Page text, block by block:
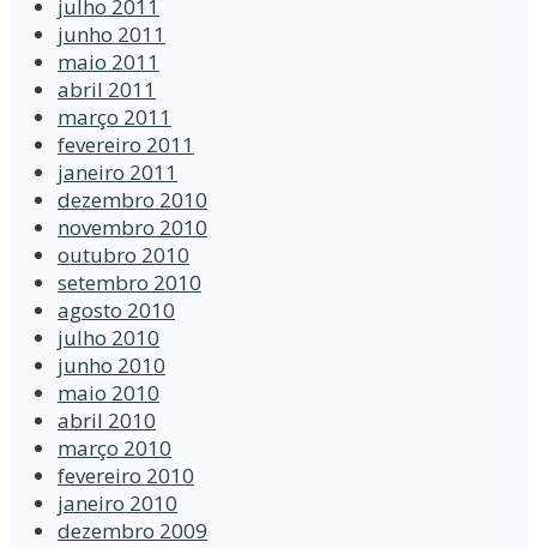
julho 2011
junho 2011
maio 2011
abril 2011
março 2011
fevereiro 2011
janeiro 2011
dezembro 2010
novembro 2010
outubro 2010
setembro 2010
agosto 2010
julho 2010
junho 2010
maio 2010
abril 2010
março 2010
fevereiro 2010
janeiro 2010
dezembro 2009